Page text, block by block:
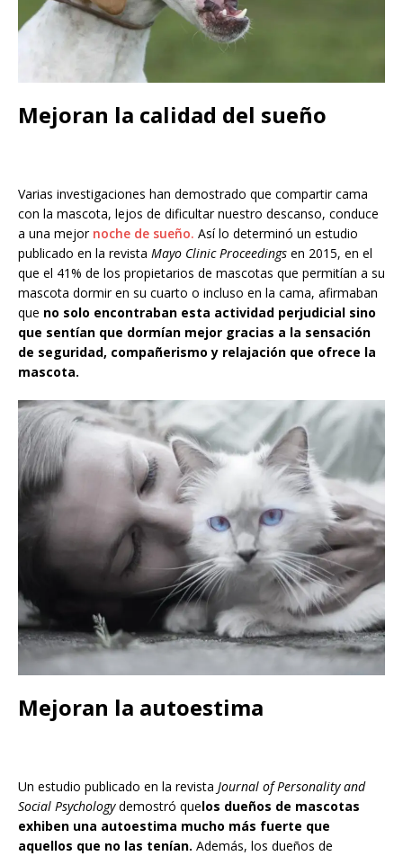
Mejoran la calidad del sueño
Varias investigaciones han demostrado que compartir cama
con la mascota, lejos de dificultar nuestro descanso, conduce
a una mejor noche de sueño. Así lo determinó un estudio
publicado en la revista Mayo Clinic Proceedings en 2015, en el
que el 41% de los propietarios de mascotas que permitían a su
mascota dormir en su cuarto o incluso en la cama, afirmaban
que no solo encontraban esta actividad perjudicial sino
que sentían que dormían mejor gracias a la sensación
de seguridad, compañerismo y relajación que ofrece la
mascota.
Mejoran la autoestima
Un estudio publicado en la revista Journal of Personality and
Social Psychologydemostró quelos dueños de mascotas
exhiben una autoestima mucho más fuerte que
aquellos que no las tenían. Además, los dueños de